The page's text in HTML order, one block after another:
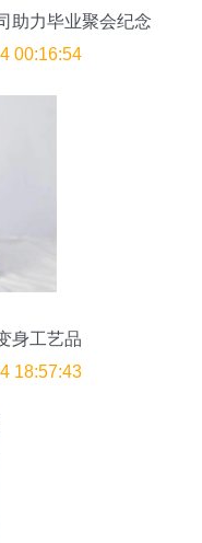
助力毕业聚会纪念
00:16:54
身工艺品
18:57:43